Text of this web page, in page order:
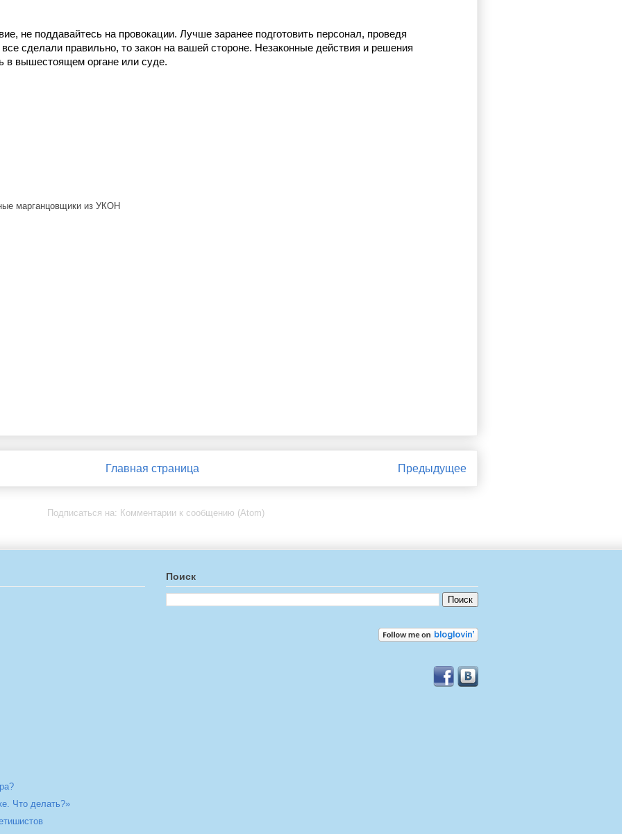
не поддавайтесь на провокации. Лучше заранее подготовить персонал, проведя
сделали правильно, то закон на вашей стороне. Незаконные действия и решения
в вышестоящем органе или суде.
марганцовщики из УКОН
Предыдущее
Главная страница
Подписаться на: Комментарии к сообщению (Atom)
Что делать?»
Поиск